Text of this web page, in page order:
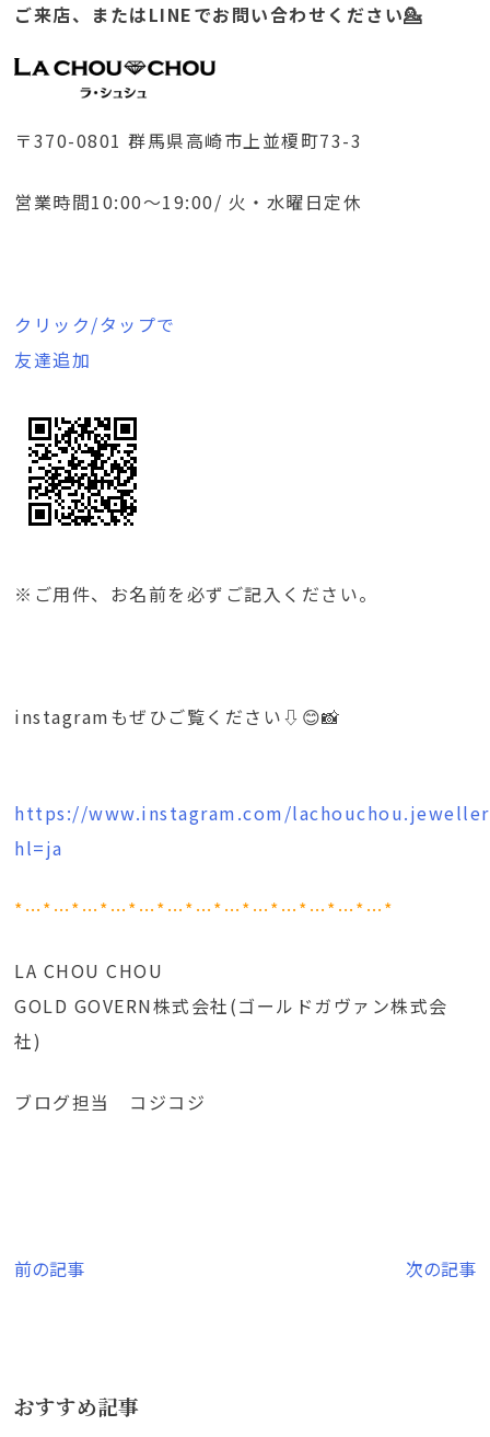
ご来店、またはLINEでお問い合わせください💁
〒370-0801 群馬県高崎市上並榎町73-3
営業時間10:00～19:00/ 火・水曜日定休
クリック/タップで
友達追加
※ご用件、お名前を必ずご記入ください。
instagramもぜひご覧ください⇩😊📸
https://www.instagram.com/
hl=ja
*…*…*…*…*…*…*…*…*…*…*…*…*…*
LA CHOU CHOU
GOLD GOVERN株式会社(ゴールドガヴァン株式会
社)
ブログ担当 コジコジ
投
ビ
前の記事 次の記事
おすすめ記事